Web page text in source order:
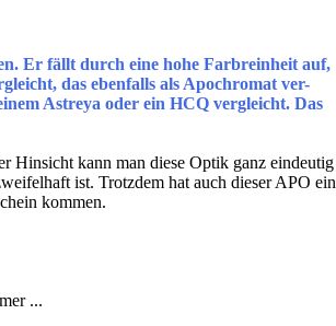
Er fällt durch eine hohe Farbreinheit auf,
das ebenfalls als Apochromat ver-
Astreya oder ein HCQ vergleicht. Das
Hinsicht kann man diese Optik ganz
ist. Trotzdem hat auch dieser APO
kommen.
...